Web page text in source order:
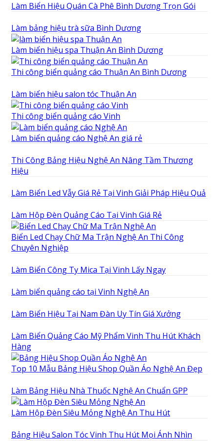
Làm Biển Hiệu Quán Cà Phê Bình Dương Trọn Gói
Làm bảng hiệu trà sữa Bình Dương
Làm biển hiệu spa Thuận An Bình Dương
Thi công biển quảng cáo Thuận An Bình Dương
Làm biển hiệu salon tóc Thuận An
Thi công biển quảng cáo Vinh
Làm biển quảng cáo Nghệ An giá rẻ
Thi Công Bảng Hiệu Nghệ An Nâng Tầm Thương
Hiệu
Làm Biển Led Vẫy Giá Rẻ Tại Vinh Giải Pháp Hiệu Quả
Làm Hộp Đèn Quảng Cáo Tại Vinh Giá Rẻ
Biển Led Chạy Chữ Ma Trận Nghệ An Thi Công
Chuyên Nghiệp
Làm Biển Công Ty Mica Tại Vinh Lấy Ngay
Làm biển quảng cáo tại Vinh Nghệ An
Làm Biển Hiệu Tại Nam Đàn Uy Tín Giá Xưởng
Làm Biển Quảng Cáo Mỹ Phẩm Vinh Thu Hút Khách
Hàng
Top 10 Mẫu Bảng Hiệu Shop Quần Áo Nghệ An Đẹp
Làm Bảng Hiệu Nhà Thuốc Nghệ An Chuẩn GPP
Làm Hộp Đèn Siêu Mỏng Nghệ An Thu Hút
Bảng Hiệu Salon Tóc Vinh Thu Hút Mọi Ánh Nhìn